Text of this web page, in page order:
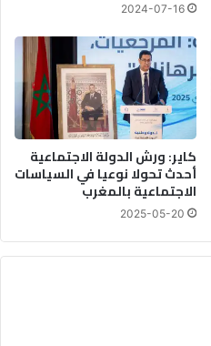
2024-07-16
كاير: ورش الدولة الاجتماعية
أحدث تحولا نوعيا في السياسات
الاجتماعية بالمغرب
2025-05-20